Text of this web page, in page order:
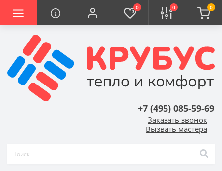
0 0 0
+7 (495) 085-59-69
Заказать звонок
Вызвать мастера